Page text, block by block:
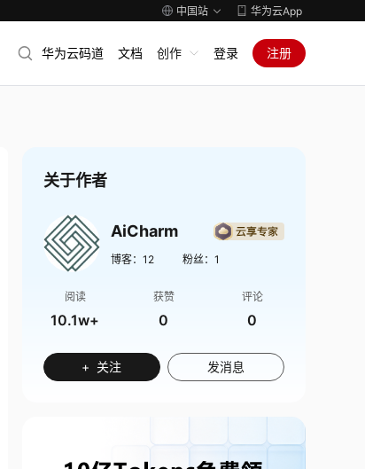
中国站 华为云App
华为云码道 文档 创作 登录 注册
关于作者
AiCharm
博客： 12 粉丝： 1
阅读
10.1w+
获赞
0
评论
0
+ 关注 发消息